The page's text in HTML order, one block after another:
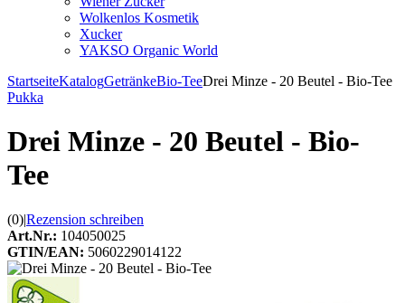
Wolkenlos Kosmetik
Xucker
YAKSO Organic World
StartseiteKatalogGetränkeBio-TeeDrei Minze - 20 Beutel - Bio-Tee
Pukka
Drei Minze - 20 Beutel - Bio-
Tee
(0)|Rezension schreiben
Art.Nr.: 104050025
GTIN/EAN: 5060229014122